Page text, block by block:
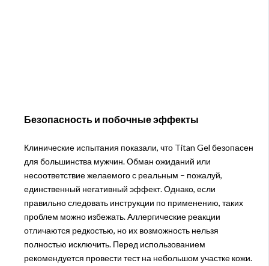
Безопасность и побочные эффекты
Клинические испытания показали, что Titan Gel безопасен
для большинства мужчин. Обман ожиданий или
несоответствие желаемого с реальным – пожалуй,
единственный негативный эффект. Однако, если
правильно следовать инструкции по применению, таких
проблем можно избежать. Аллергические реакции
отличаются редкостью, но их возможность нельзя
полностью исключить. Перед использованием
рекомендуется провести тест на небольшом участке кожи.